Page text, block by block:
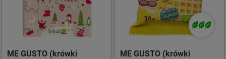
ME GUSTO (krówki
ME GUSTO (krówki